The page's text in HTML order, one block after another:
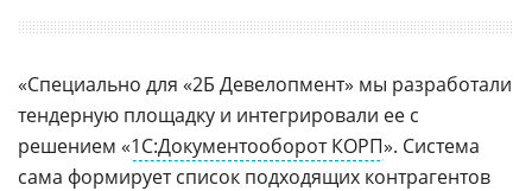
«Специально для «2Б Девелопмент» мы разработали
тендерную площадку и интегрировали ее с
решением «1С:Документооборот КОРП». Система
сама формирует список подходящих контрагентов